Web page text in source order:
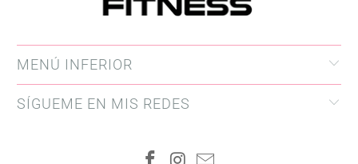
MENÚ INFERIOR
SÍGUEME EN MIS REDES